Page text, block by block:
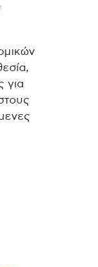
για